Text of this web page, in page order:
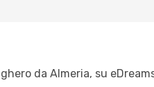
da Almeria, su